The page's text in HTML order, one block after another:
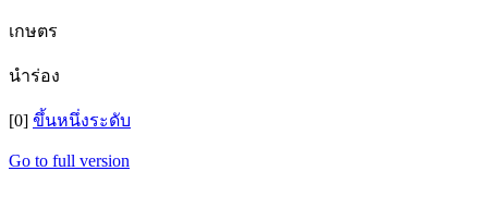
เกษตร
นำร่อง
[0] ขึ้นหนึ่งระดับ
Go to full version